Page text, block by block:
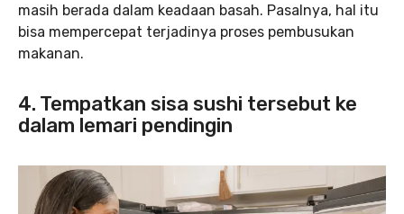
masih berada dalam keadaan basah. Pasalnya, hal itu
bisa mempercepat terjadinya proses pembusukan
makanan.
4. Tempatkan sisa sushi tersebut ke
dalam lemari pendingin